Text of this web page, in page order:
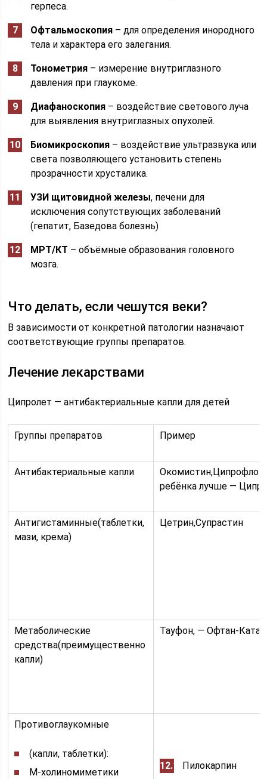
герпеса.
Офтальмоскопия – для определения инородного
тела и характера его залегания.
Тонометрия – измерение внутриглазного
давления при глаукоме.
Диафаноскопия – воздействие светового луча
для выявления внутриглазных опухолей.
Биомикроскопия – воздействие ультразвука или
света позволяющего установить степень
прозрачности хрусталика.
УЗИ щитовидной железы, печени для
исключения сопутствующих заболеваний
(гепатит, Базедова болезнь)
МРТ/КТ – объёмные образования головного
мозга.
Что делать, если чешутся веки?
В зависимости от конкретной патологии назначают
соответствующие группы препаратов.
Лечение лекарствами
Ципролет — антибактериальные капли для детей
Группы препаратов Пример
Антибактериальные капли
ребёнка лучше —
Антигистаминные(таблетки,
мази, крема)
Цетрин,Супрастин
Метаболические
средства(преимущественно
капли)
Тауфон, — Офтан-
Противоглаукомные
(капли, таблетки):
М-холиномиметики
Пилокарпин